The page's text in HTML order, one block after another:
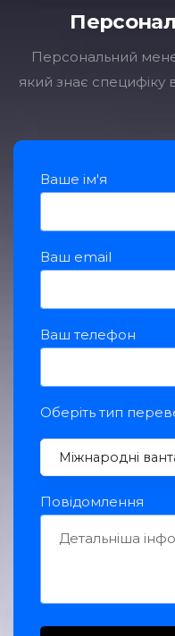
Персональний
який знає
Ваше ім'я
Ваш еmail
Ваш телефон
Оберіть тип
Міжнародні
Повідомлення